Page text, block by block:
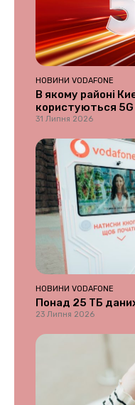
НОВИНИ VODAFONE
В якому районі
користуються 5G
31 Липня 2026
НОВИНИ VODAFONE
Понад 25 ТБ
23 Липня 2026